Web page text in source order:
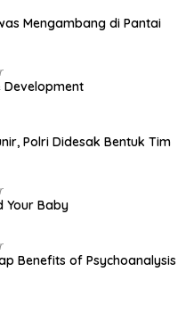
Mengambang di Pantai
Development
Polri Didesak Bentuk Tim
Your Baby
Benefits of Psychoanalysis